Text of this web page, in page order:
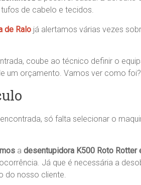
de cabelo e tecidos.
de Ralo já alertamos várias vezes
coube ao técnico definir o
um orçamento. Vamos ver como foi?
só falta selecionar o
a desentupidora K500 Roto Rotter
Já que é necessária a
do nosso cliente.